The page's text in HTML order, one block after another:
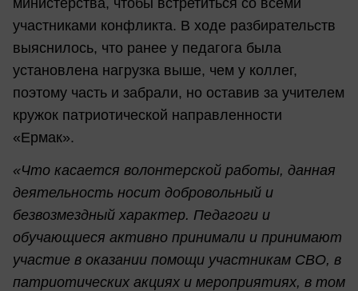
участниками конфликта. В ходе разбирательств
выяснилось, что ранее у педагога была
установлена нагрузка выше, чем у коллег,
поэтому часть и забрали, но оставив за учителем
кружок патриотической направленности
«Ермак».
«Что касается волонтерской работы, данная
деятельность носит добровольный и
безвозмездный характер. Педагоги и
обучающиеся активно принимали и принимают
участие в оказании помощи участникам СВО, в
патриотических акциях и мероприятиях, в том